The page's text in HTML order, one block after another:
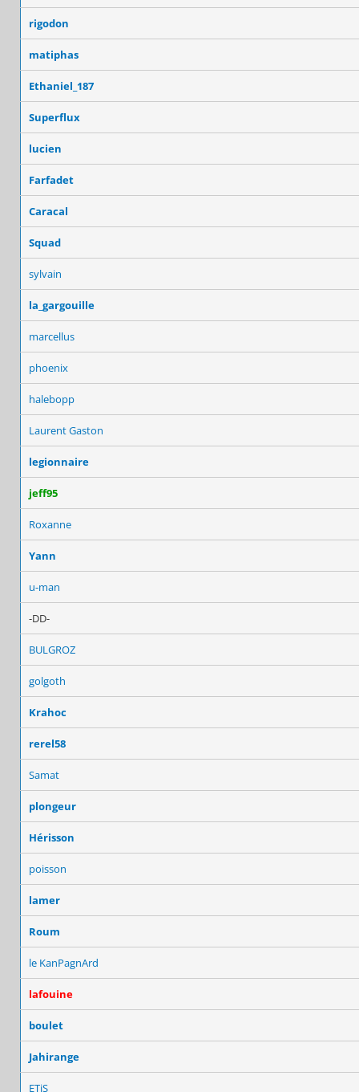
rigodon
matiphas
Ethaniel_187
Superflux
lucien
Farfadet
Caracal
Squad
sylvain
la_gargouille
marcellus
phoenix
halebopp
Laurent Gaston
legionnaire
jeff95
Roxanne
Yann
u-man
-DD-
BULGROZ
golgoth
Krahoc
rerel58
Samat
plongeur
Hérisson
poisson
lamer
Roum
le KanPagnArd
lafouine
boulet
Jahirange
ETiS